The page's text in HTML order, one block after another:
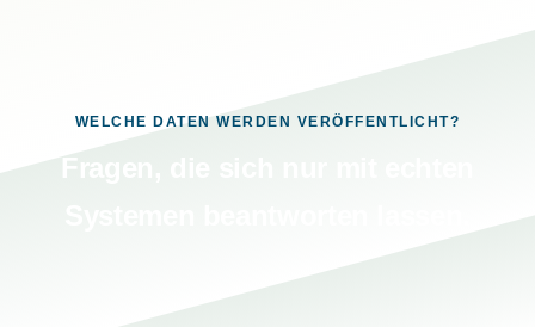
WELCHE DATEN WERDEN VERÖFFENTLICHT?